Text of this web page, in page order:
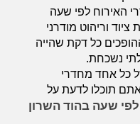
האירוח לפי שעה
וריהוט מודרני
כל דקת שהייה
נשכחת.
כל אחד מחדרי
תוכלו לדעת על
שעה בהוד השרון